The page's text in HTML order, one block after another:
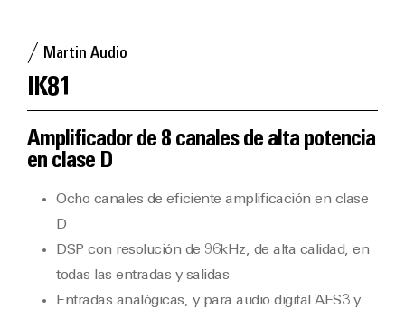
Martin Audio
IK81
Amplificador de 8 canales de alta potencia
en clase D
Ocho canales de eficiente amplificación en clase
D
DSP con resolución de 96kHz, de alta calidad, en
todas las entradas y salidas
Entradas analógicas, y para audio digital AES3 y